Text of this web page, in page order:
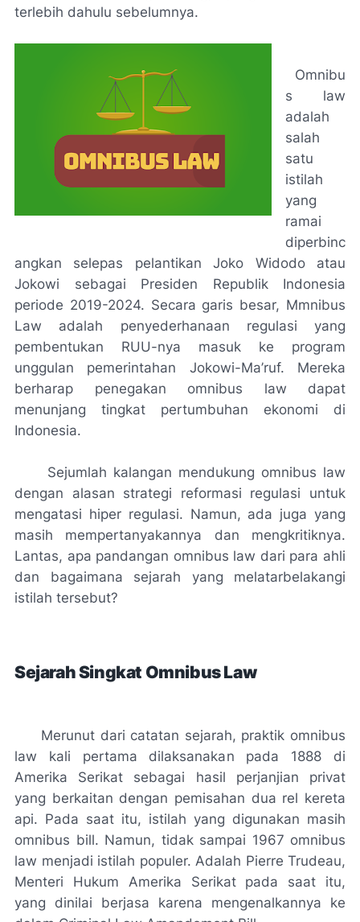
terlebih dahulu sebelumnya.
Omnibu
s law
adalah
salah
satu
istilah
yang
ramai
diperbinc
angkan selepas pelantikan Joko Widodo atau
Jokowi sebagai Presiden Republik Indonesia
periode 2019-2024. Secara garis besar, Mmnibus
Law adalah penyederhanaan regulasi yang
pembentukan RUU-nya masuk ke program
unggulan pemerintahan Jokowi-Ma’ruf. Mereka
berharap penegakan omnibus law dapat
menunjang tingkat pertumbuhan ekonomi di
Indonesia.
Sejumlah kalangan mendukung omnibus law
dengan alasan strategi reformasi regulasi untuk
mengatasi hiper regulasi. Namun, ada juga yang
masih mempertanyakannya dan mengkritiknya.
Lantas, apa pandangan omnibus law dari para ahli
dan bagaimana sejarah yang melatarbelakangi
istilah tersebut?
Sejarah Singkat Omnibus Law
Merunut dari catatan sejarah, praktik omnibus
law kali pertama dilaksanakan pada 1888 di
Amerika Serikat sebagai hasil perjanjian privat
yang berkaitan dengan pemisahan dua rel kereta
api. Pada saat itu, istilah yang digunakan masih
omnibus bill. Namun, tidak sampai 1967 omnibus
law menjadi istilah populer. Adalah Pierre Trudeau,
Menteri Hukum Amerika Serikat pada saat itu,
yang dinilai berjasa karena mengenalkannya ke